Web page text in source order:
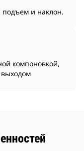
и наклон.
компоновкой,